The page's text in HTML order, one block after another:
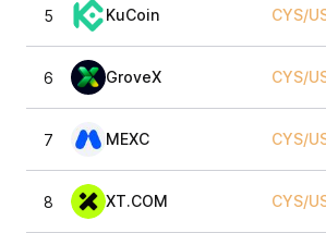
5 KuCoin CYS/
6 GroveX CYS/
7 MEXC CYS/
8 XT.COM CYS/